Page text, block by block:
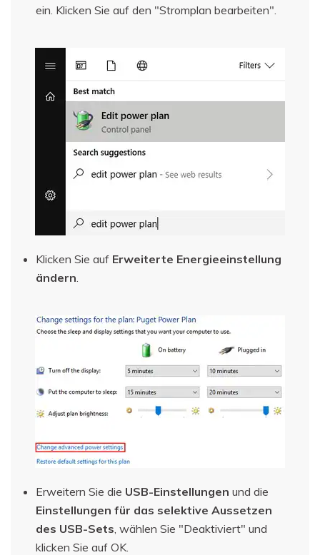
ein. Klicken Sie auf den "Stromplan bearbeiten".
Klicken Sie auf Erweiterte Energieeinstellung
ändern
Erweitern Sie die USB-Einstellungen und die
Einstellungen für das selektive Aussetzen
des USB-Sets , wählen Sie "Deaktiviert" und
klicken Sie auf OK.